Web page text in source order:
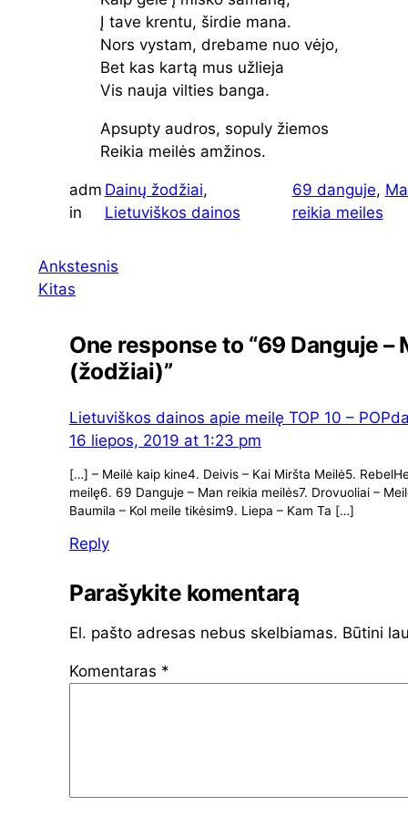
Į tave krentu, širdie mana.
Nors vystam, drebame nuo vėjo,
Bet kas kartą mus užlieja
Vis nauja vilties banga.
Apsupty audros, sopuly žiemos
Reikia meilės amžinos.
adm
in
Dainų žodžiai
Lietuviškos dainos
69 danguje,
reikia meiles
Ankstesnis
Kitas
One response to “69 Danguje –
(žodžiai)”
Lietuviškos dainos apie meilę TOP 10 –
16 liepos, 2019 at 1:23 pm
[…] – Meilė kaip kine4. Deivis – Kai Miršta Meilė5.
meilę6. 69 Danguje – Man reikia meilės7. Drovuoliai –
Baumila – Kol meile tikėsim9. Liepa – Kam Ta […]
Reply
Parašykite komentarą
El. pašto adresas nebus skelbiamas. Būtini
Komentaras *